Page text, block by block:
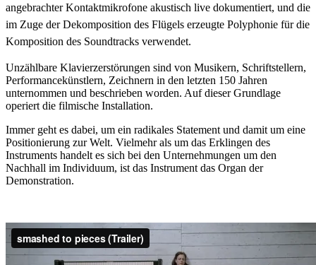
angebrachter Kontaktmikrofone akustisch live dokumentiert, und die
im Zuge der Dekomposition des Flügels erzeugte Polyphonie für die
Komposition des Soundtracks verwendet.
Unzählbare Klavierzerstörungen sind von Musikern, Schriftstellern,
Performancekünstlern, Zeichnern in den letzten 150 Jahren
unternommen und beschrieben worden. Auf dieser Grundlage
operiert die filmische Installation.
Immer geht es dabei, um ein radikales Statement und damit um eine
Positionierung zur Welt. Vielmehr als um das Erklingen des
Instruments handelt es sich bei den Unternehmungen um den
Nachhall im Individuum, ist das Instrument das Organ der
Demonstration.